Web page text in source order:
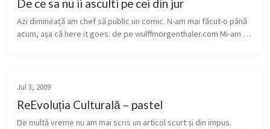
De ce sa nu ii asculti pe cei din jur
Azi dimineață am chef să public un comic. N-am mai făcut-o până
acum, așa că here it goes: de pe wulffmorgenthaler.com Mi-am
Jul 3, 2009
ReEvoluția Culturală – pastel
De multă vreme nu am mai scris un articol scurt și din impus.